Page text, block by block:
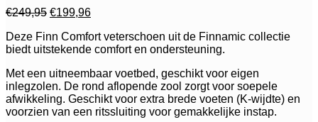
€249,95 Oorspronkelijke
was:
€249,95.
€199,96Huidige
is:
€199,96.
Deze Finn Comfort veterschoen uit de Finnamic collectie
biedt uitstekende comfort en ondersteuning.
Met een uitneembaar voetbed, geschikt voor eigen
inlegzolen. De rond aflopende zool zorgt voor soepele
afwikkeling. Geschikt voor extra brede voeten (K-wijdte) en
voorzien van een ritssluiting voor gemakkelijke instap.